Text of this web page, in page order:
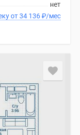
нет
В ипотеку от 34 136₽/мес